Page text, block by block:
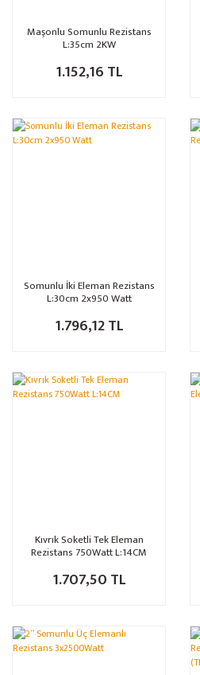
Maşonlu Somunlu Rezistans
L:35cm 2KW
1.152,16 TL
Somunlu İki Eleman Rezistans
L:30cm 2x950 Watt
1.796,12 TL
Kıvrık Soketli Tek Eleman
Rezistans 750Watt L:14CM
1.707,50 TL